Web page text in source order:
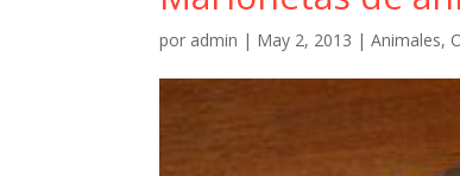
por admin | May 2, 2013 |Animales,